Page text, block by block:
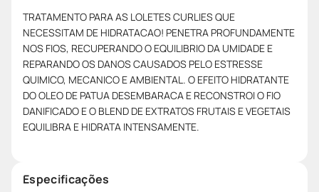
TRATAMENTO PARA AS LOLETES CURLIES QUE
NECESSITAM DE HIDRATACAO! PENETRA PROFUNDAMENTE
NOS FIOS, RECUPERANDO O EQUILIBRIO DA UMIDADE E
REPARANDO OS DANOS CAUSADOS PELO ESTRESSE
QUIMICO, MECANICO E AMBIENTAL. O EFEITO HIDRATANTE
DO OLEO DE PATUA DESEMBARACA E RECONSTROI O FIO
DANIFICADO E O BLEND DE EXTRATOS FRUTAIS E VEGETAIS
EQUILIBRA E HIDRATA INTENSAMENTE.
Especificações